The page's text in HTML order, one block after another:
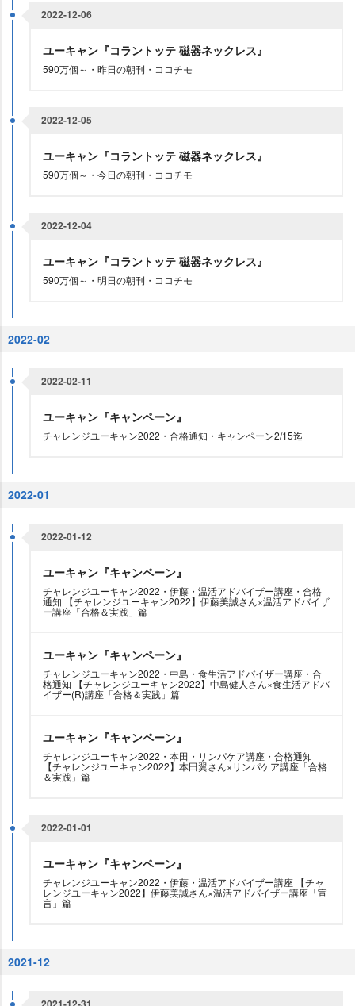
2022-12-06
ユーキャン『コラントッテ 磁器ネックレス』
590万個～・昨日の朝刊・ココチモ
2022-12-05
ユーキャン『コラントッテ 磁器ネックレス』
590万個～・今日の朝刊・ココチモ
2022-12-04
ユーキャン『コラントッテ 磁器ネックレス』
590万個～・明日の朝刊・ココチモ
2022-02
2022-02-11
ユーキャン『キャンペーン』
チャレンジユーキャン2022・合格通知・キャンペーン2/15迄
2022-01
2022-01-12
ユーキャン『キャンペーン』
チャレンジユーキャン2022・伊藤・温活アドバイザー講座・合格
通知 【チャレンジユーキャン2022】伊藤美誠さん×温活アドバイザ
ー講座「合格＆実践」篇
ユーキャン『キャンペーン』
チャレンジユーキャン2022・中島・食生活アドバイザー講座・合
格通知 【チャレンジユーキャン2022】中島健人さん×食生活アドバ
イザー(R)講座「合格＆実践」篇
ユーキャン『キャンペーン』
チャレンジユーキャン2022・本田・リンパケア講座・合格通知
【チャレンジユーキャン2022】本田翼さん×リンパケア講座「合格
＆実践」篇
2022-01-01
ユーキャン『キャンペーン』
チャレンジユーキャン2022・伊藤・温活アドバイザー講座 【チャ
レンジユーキャン2022】伊藤美誠さん×温活アドバイザー講座「宣
言」篇
2021-12